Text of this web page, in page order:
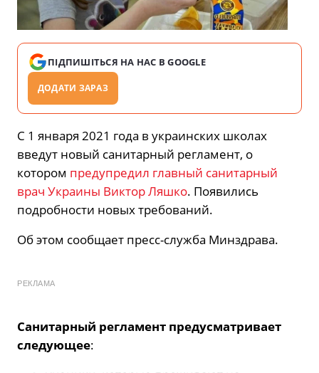
ПІДПИШІТЬСЯ НА НАС В GOOGLE
ДОДАТИ ЗАРАЗ
С 1 января 2021 года в украинских школах
введут новый санитарный регламент, о
котором предупредил главный санитарный
врач Украины Виктор Ляшко. Появились
подробности новых требований.
Об этом сообщает пресс-служба Минздрава.
РЕКЛАМА
Санитарный регламент предусматривает
следующее: